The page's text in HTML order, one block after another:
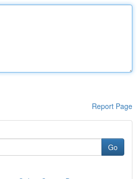
Report Page
Go